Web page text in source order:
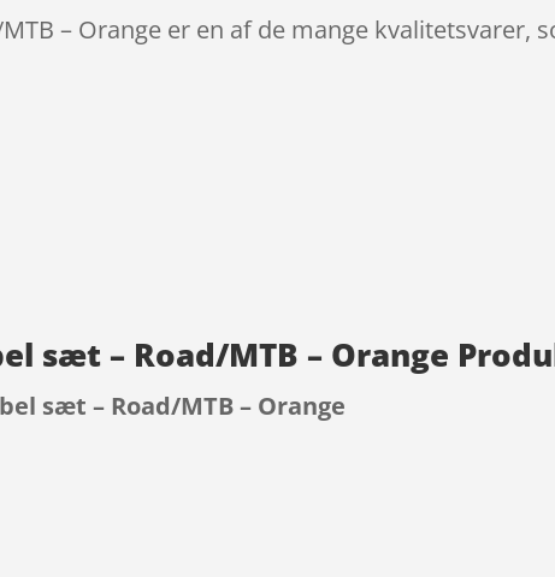
ømmels
er
– Orange er en af de mange kvalitetsvarer,
sæt – Road/MTB – Orange
sæt – Road/MTB – Orange